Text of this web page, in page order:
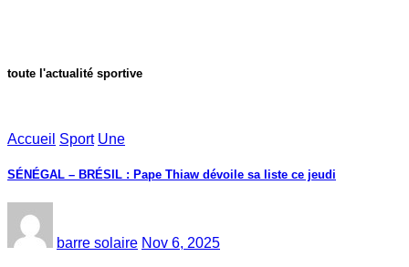
toute l'actualité sportive
Accueil Sport Une
SÉNÉGAL – BRÉSIL : Pape Thiaw dévoile sa liste ce jeudi
barre solaire Nov 6, 2025